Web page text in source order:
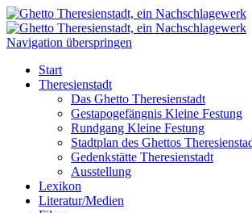
Navigation überspringen
Start
Theresienstadt
Das Ghetto Theresienstadt
Gestapogefängnis Kleine Festung
Rundgang Kleine Festung
Stadtplan des Ghettos
Gedenkstätte Theresienstadt
Ausstellung
Lexikon
Literatur/Medien